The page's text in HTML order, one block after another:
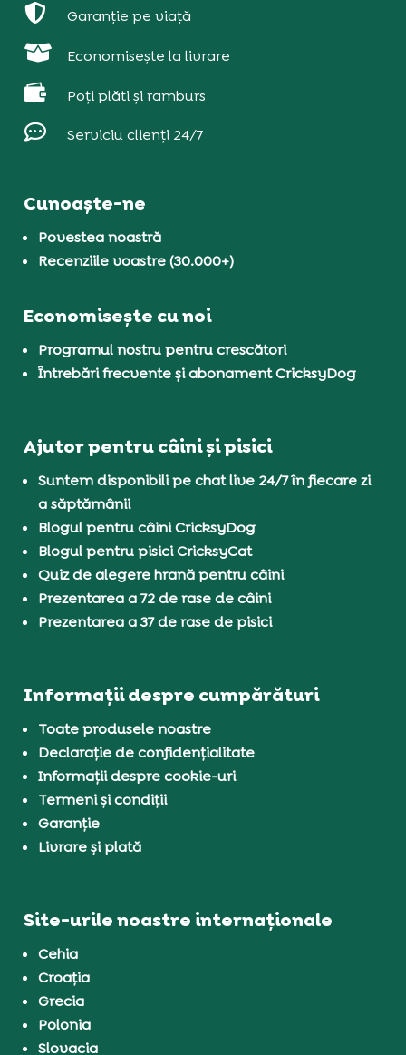
 Garanție pe viață
 Economisește la livrare
 Poți plăti și ramburs
 Serviciu clienți 24/7
Cunoaște-ne
Povestea noastră
Recenziile voastre (30.000+)
Economisește cu noi
Programul nostru pentru crescători
Întrebări frecvente și abonament CricksyDog
Ajutor pentru câini și pisici
Suntem disponibili pe chat live 24/7 în fiecare zi
a săptămânii
Blogul pentru câini CricksyDog
Blogul pentru pisici CricksyCat
Quiz de alegere hrană pentru câini
Prezentarea a 72 de rase de câini
Prezentarea a 37 de rase de pisici
Informații despre cumpărături
Toate produsele noastre
Declarație de confidențialitate
Informații despre cookie-uri
Termeni și condiții
Garanție
Livrare și plată
Site-urile noastre internaționale
Cehia
Croația
Grecia
Polonia
Slovacia